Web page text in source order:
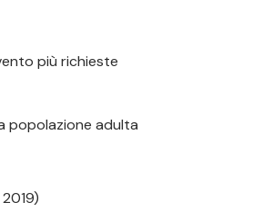
più richieste
popolazione adulta